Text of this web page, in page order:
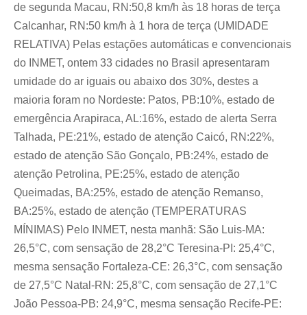
de segunda Macau, RN:50,8 km/h às 18 horas de terça
Calcanhar, RN:50 km/h à 1 hora de terça (UMIDADE
RELATIVA) Pelas estações automáticas e convencionais
do INMET, ontem 33 cidades no Brasil apresentaram
umidade do ar iguais ou abaixo dos 30%, destes a
maioria foram no Nordeste: Patos, PB:10%, estado de
emergência Arapiraca, AL:16%, estado de alerta Serra
Talhada, PE:21%, estado de atenção Caicó, RN:22%,
estado de atenção São Gonçalo, PB:24%, estado de
atenção Petrolina, PE:25%, estado de atenção
Queimadas, BA:25%, estado de atenção Remanso,
BA:25%, estado de atenção (TEMPERATURAS
MÍNIMAS) Pelo INMET, nesta manhã: São Luis-MA:
26,5°C, com sensação de 28,2°C Teresina-PI: 25,4°C,
mesma sensação Fortaleza-CE: 26,3°C, com sensação
de 27,5°C Natal-RN: 25,8°C, com sensação de 27,1°C
João Pessoa-PB: 24,9°C, mesma sensação Recife-PE: